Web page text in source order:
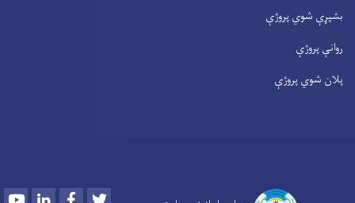
بشپړې شوي پروژې
روانې پروژې
پلان شوي پروژې
YoutubeLinkedInFacebook